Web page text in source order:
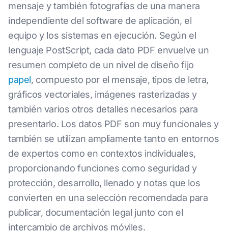
mensaje y también fotografías de una manera
independiente del software de aplicación, el
equipo y los sistemas en ejecución. Según el
lenguaje PostScript, cada dato PDF envuelve un
resumen completo de un nivel de diseño fijo
papel, compuesto por el mensaje, tipos de letra,
gráficos vectoriales, imágenes rasterizadas y
también varios otros detalles necesarios para
presentarlo. Los datos PDF son muy funcionales y
también se utilizan ampliamente tanto en entornos
de expertos como en contextos individuales,
proporcionando funciones como seguridad y
protección, desarrollo, llenado y notas que los
convierten en una selección recomendada para
publicar, documentación legal junto con el
intercambio de archivos móviles.